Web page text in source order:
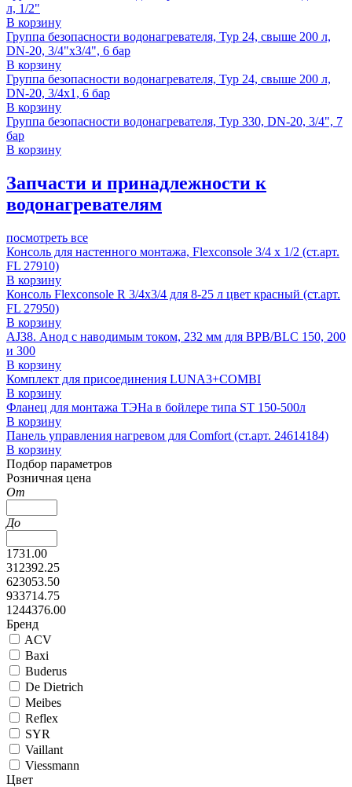
л, 1/2"
В корзину
Группа безопасности водонагревателя, Typ 24, свыше 200 л,
DN-20, 3/4"x3/4", 6 бар
В корзину
Группа безопасности водонагревателя, Typ 24, свыше 200 л,
DN-20, 3/4x1, 6 бар
В корзину
Группа безопасности водонагревателя, Typ 330, DN-20, 3/4", 7
бар
В корзину
Запчасти и принадлежности к
водонагревателям
посмотреть все
Консоль для настенного монтажа, Flexconsole 3/4 x 1/2 (ст.арт.
FL 27910)
В корзину
Консоль Flexconsole R 3/4x3/4 для 8-25 л цвет красный (ст.арт.
FL 27950)
В корзину
AJ38. Анод с наводимым током, 232 мм для BPB/BLC 150, 200
и 300
В корзину
Комплект для присоединения LUNA3+COMBI
В корзину
Фланец для монтажа ТЭНа в бойлере типа ST 150-500л
В корзину
Панель управления нагревом для Comfort (ст.арт. 24614184)
В корзину
Подбор параметров
Розничная цена
От
До
1731.00
312392.25
623053.50
933714.75
1244376.00
Бренд
ACV
Baxi
Buderus
De Dietrich
Meibes
Reflex
SYR
Vaillant
Viessmann
Цвет